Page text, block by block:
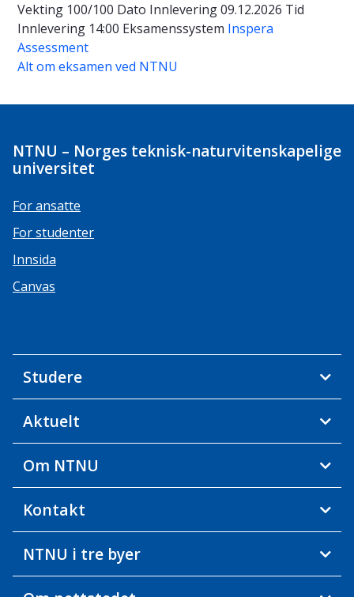
Vekting 100/100 Dato Innlevering 09.12.2026 Tid
Innlevering 14:00 Eksamenssystem Inspera
Assessment
Alt om eksamen ved NTNU
NTNU – Norges teknisk-naturvitenskapelige
universitet
For ansatte
For studenter
Innsida
Canvas
Studere
Aktuelt
Om NTNU
Kontakt
NTNU i tre byer